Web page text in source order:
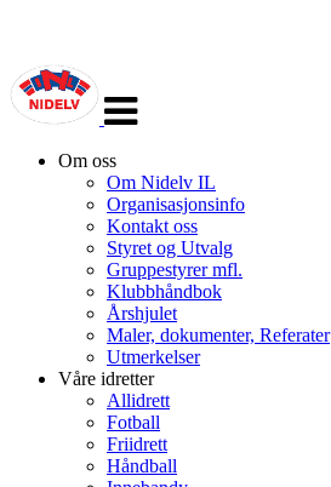
navigasjon
Om oss
Om Nidelv IL
Organisasjonsinfo
Kontakt oss
Styret og Utvalg
Gruppestyrer mfl.
Klubbhåndbok
Årshjulet
Maler, dokumenter, Referater
Utmerkelser
Våre idretter
Allidrett
Fotball
Friidrett
Håndball